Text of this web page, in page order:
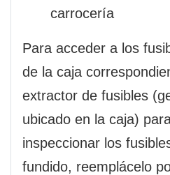
carrocería
Para acceder a los
de la caja
extractor de fusibles
ubicado en la caja)
inspeccionar los
fundido, reemplácelo